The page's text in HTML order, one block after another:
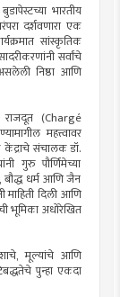
भारतीय
दर्शवणारा एक
सांस्कृतिक
सर्वांचे
निष्ठा आणि
राजदूत (Chargé
महत्त्वावर
संचालक डॉ.
गुरु पौर्णिमेच्या
बौद्ध धर्म आणि जैन
माहिती दिली आणि
भूमिका अधोरेखित
मूल्यांचे आणि
पुन्हा एकदा